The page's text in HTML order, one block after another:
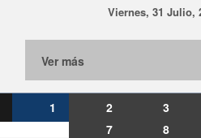
Viernes, 31 Julio,
Ver más
1 2 3
7
8